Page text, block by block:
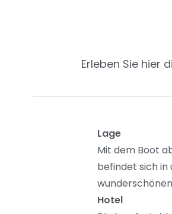
Erleben Sie hier
Lage
Mit dem Boot
befindet sich
Hotel